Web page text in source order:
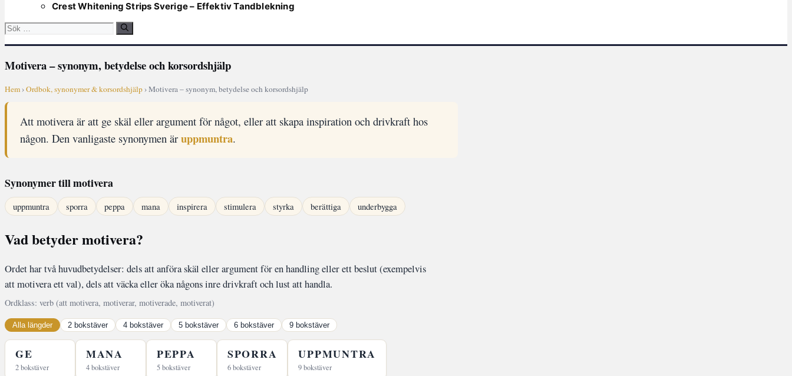
Crest Whitening Strips Sverige – Effektiv Tandblekning
Sök
Motivera – synonym, betydelse och korsordshjälp
Hem›Ordbok, synonymer & korsordshjälp› Motivera – synonym, betydelse och korsordshjälp
Att motivera är att ge skäl eller argument för något, eller att skapa inspiration och drivkraft hos
någon. Den vanligaste synonymen äruppmuntra.
Synonymer till motivera
uppmuntra sporra peppa mana inspirera stimulera styrka berättiga underbygga
Vad betyder motivera?
Ordet har två huvudbetydelser: dels att anföra skäl eller argument för en handling eller ett beslut (exempelvis
att motivera ett val), dels att väcka eller öka någons inre drivkraft och lust att handla.
Ordklass: verb (att motivera, motiverar, motiverade, motiverat)
Alla längder 2 bokstäver 4 bokstäver 5 bokstäver 6 bokstäver 9 bokstäver
GE
2 bokstäver
MANA
4 bokstäver
PEPPA
5 bokstäver
SPORRA
6 bokstäver
UPPMUNTRA
9 bokstäver